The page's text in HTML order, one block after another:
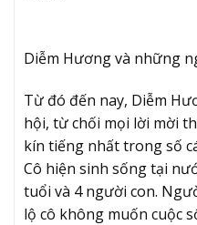
Diễm Hương và những
Từ đó đến nay, Diễm
hội, từ chối mọi lời mời
kín tiếng nhất trong số
Cô hiện sinh sống tại
tuổi và 4 người con.
lộ cô không muốn cuộc